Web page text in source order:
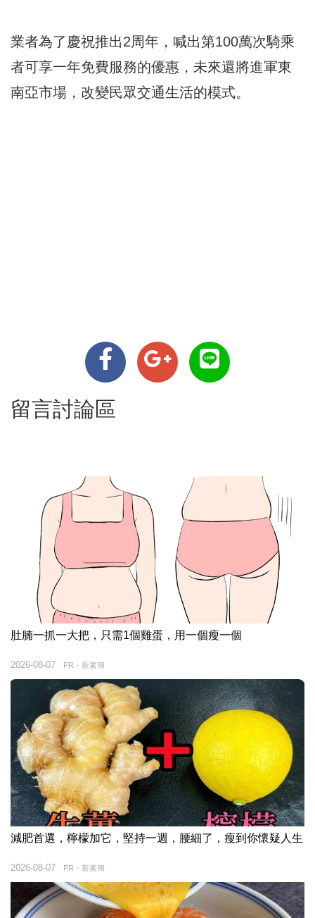
業者為了慶祝推出2周年，喊出第100萬次騎乘
者可享一年免費服務的優惠，未來還將進軍東
南亞市場，改變民眾交通生活的模式。
留言討論區
肚腩一抓一大把，只需1個雞蛋，用一個瘦一個
PR・新素簡
2026-08-07
減肥首選，檸檬加它，堅持一週，腰細了，瘦到你懷疑人生
PR・新素簡
2026-08-07